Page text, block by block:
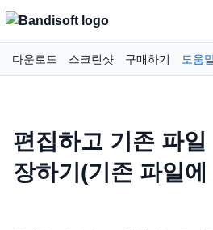
다운로드 스크린샷 구매하기 도움
편집하고 기존 파일
장하기(기존 파일